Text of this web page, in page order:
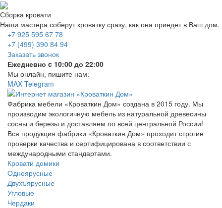
Сборка кровати
Наши мастера соберут кроватку сразу, как она приедет в Ваш дом.
+7 925 595 67 78
+7 (499) 390 84 94
Заказать звонок
Ежедневно c 10:00 до 22:00
Мы онлайн, пишите нам:
MAX Telegram
Фабрика мебели «Кроваткин Дом» создана в 2015 году. Мы
производим экологичную мебель из натуральной древесины
сосны и березы и доставляем по всей центральной России!
Вся продукция фабрики «Кроваткин Дом» проходит строгие
проверки качества и сертифицирована в соответствии с
международными стандартами.
Кровати домики
Одноярусные
Двухъярусные
Угловые
Чердаки